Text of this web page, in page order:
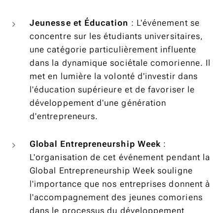
Jeunesse et Éducation : L'événement se
concentre sur les étudiants universitaires,
une catégorie particulièrement influente
dans la dynamique sociétale comorienne. Il
met en lumière la volonté d'investir dans
l'éducation supérieure et de favoriser le
développement d'une génération
d'entrepreneurs.
Global Entrepreneurship Week :
L'organisation de cet événement pendant la
Global Entrepreneurship Week souligne
l'importance que nos entreprises donnent à
l'accompagnement des jeunes comoriens
dans le processus du développement